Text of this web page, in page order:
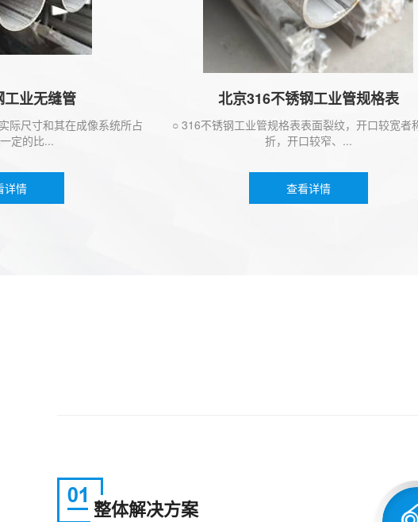
无缝管
和其在成像系统所占
比...
北京316不锈钢工业管规格表
○ 316不锈钢工业管规格表表面裂纹，开口较宽者称为外
折，开口较窄、...
查看详情
整体解决方案